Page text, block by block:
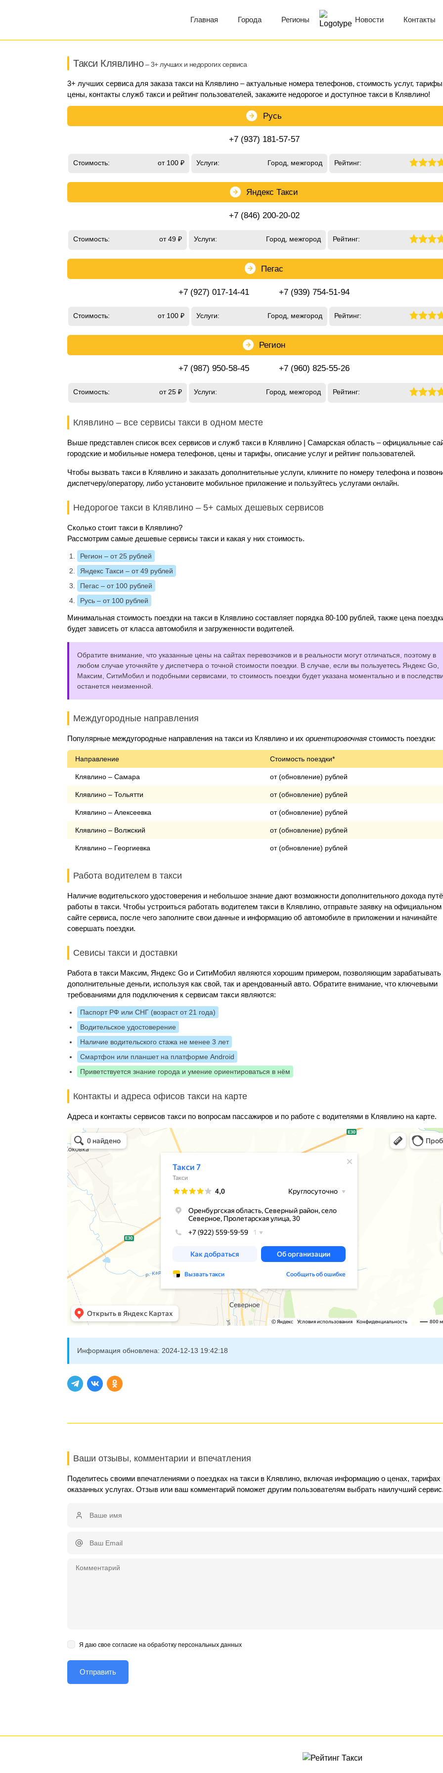
Главная Города Регионы Новости Контакты
Такси Клявлино– 3+ лучших и недорогих сервиса
3+ лучших сервиса для заказа такси на Клявлино – актуальные номера телефонов, стоимость услуг,
цены, контакты служб такси и рейтинг пользователей, закажите недорогое и доступное такси в Клявлино!
Русь
+7 (937) 181-57-57
Стоимость: от 100 ₽ Услуги: Город, межгород Рейтинг:
Яндекс Такси
+7 (846) 200-20-02
Стоимость: от 49 ₽ Услуги: Город, межгород Рейтинг:
Пегас
+7 (927) 017-14-41 +7 (939) 754-51-94
Стоимость: от 100 ₽ Услуги: Город, межгород Рейтинг:
Регион
+7 (987) 950-58-45 +7 (960) 825-55-26
Стоимость: от 25 ₽ Услуги: Город, межгород Рейтинг:
Клявлино – все сервисы такси в одном месте
Выше представлен список всех сервисов и служб такси в Клявлино | Самарская область – официальные
городские и мобильные номера телефонов, цены и тарифы, описание услуг и рейтинг пользователей.
Чтобы вызвать такси в Клявлино и заказать дополнительные услуги, кликните по номеру телефона и
диспетчеру/оператору, либо установите мобильное приложение и пользуйтесь услугами онлайн.
Недорогое такси в Клявлино – 5+ самых дешевых сервисов
Сколько стоит такси в Клявлино?
Рассмотрим самые дешевые сервисы такси и какая у них стоимость.
Регион – от 25 рублей
Яндекс Такси – от 49 рублей
Пегас – от 100 рублей
Русь – от 100 рублей
Минимальная стоимость поездки на такси в Клявлино составляет порядка 80-100 рублей, также цена
будет зависеть от класса автомобиля и загруженности водителей.
Обратите внимание, что указанные цены на сайтах перевозчиков и в реальности могут отличаться, поэтому в
любом случае уточняйте у диспетчера о точной стоимости поездки. В случае, если вы пользуетесь Яндекс Go,
Максим, СитиМобил и подобными сервисами, то стоимость поездки будет указана моментально и в
останется неизменной.
Междугородные направления
Популярные междугородные направления на такси из Клявлино и их ориентировочная стоимость поездки:
Направление Стоимость поездки*
Клявлино – Самара от (обновление) рублей
Клявлино – Тольятти от (обновление) рублей
Клявлино – Алексеевка от (обновление) рублей
Клявлино – Волжский от (обновление) рублей
Клявлино – Георгиевка от (обновление) рублей
Работа водителем в такси
Наличие водительского удостоверения и небольшое знание дают возможности дополнительного дохода
работы в такси. Чтобы устроиться работать водителем такси в Клявлино, отправьте заявку на официальном
сайте сервиса, после чего заполните свои данные и информацию об автомобиле в приложении и начинайте
совершать поездки.
Севисы такси и доставки
Работа в такси Максим, Яндекс Go и СитиМобил являются хорошим примером, позволяющим зарабатывать
дополнительные деньги, используя как свой, так и арендованный авто. Обратите внимание, что ключевыми
требованиями для подключения к сервисам такси являются:
Паспорт РФ или СНГ (возраст от 21 года)
Водительское удостоверение
Наличие водительского стажа не менее 3 лет
Смартфон или планшет на платформе Android
Приветствуется знание города и умение ориентироваться в нём
Контакты и адреса офисов такси на карте
Адреса и контакты сервисов такси по вопросам пассажиров и по работе с водителями в Клявлино на карте.
Информация обновлена: 2024-12-13 19:42:18
Ваши отзывы, комментарии и впечатления
Поделитесь своими впечатлениями о поездках на такси в Клявлино, включая информацию о ценах, тарифах
оказанных услугах. Отзыв или ваш комментарий поможет другим пользователям выбрать наилучший
Я даю свое согласие на обработку персональных данных